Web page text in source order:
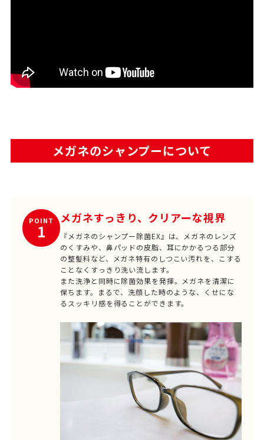
メガネのシャンプーについて
POINT
1
メガネすっきり、クリアーな視界
『メガネのシャンプー除菌EX』は、メガネのレンズ
のくすみや、鼻パッドの皮脂、耳にかかるつる部分
の整髪料など、メガネ特有のしつこい汚れを、こする
ことなくすっきり洗い流します。
また洗浄と同時に除菌効果を発揮。メガネを清潔に
保ちます。まるで、洗顔した時のような、くせにな
るスッキリ感を得ることができます。